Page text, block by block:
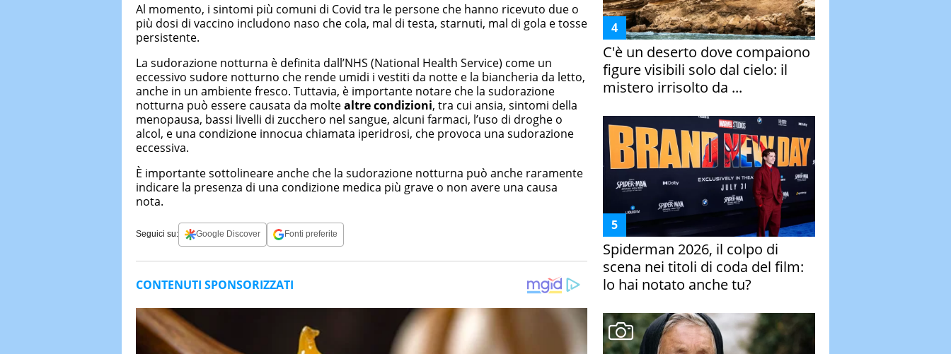
Al momento, i sintomi più comuni di Covid tra le persone che hanno ricevuto due o
più dosi di vaccino includono naso che cola, mal di testa, starnuti, mal di gola e tosse
persistente.
La sudorazione notturna è definita dall’NHS (National Health Service) come un
eccessivo sudore notturno che rende umidi i vestiti da notte e la biancheria da letto,
anche in un ambiente fresco. Tuttavia, è importante notare che la sudorazione
notturna può essere causata da moltealtre condizioni, tra cui ansia, sintomi della
menopausa, bassi livelli di zucchero nel sangue, alcuni farmaci, l’uso di droghe o
alcol, e una condizione innocua chiamata iperidrosi, che provoca una sudorazione
eccessiva.
È importante sottolineare anche che la sudorazione notturna può anche raramente
indicare la presenza di una condizione medica più grave o non avere una causa
nota.
Seguici su: Google Discover Fonti preferite
C'è un deserto dove compaiono
figure visibili solo dal cielo: il
mistero irrisolto da ...
Spiderman 2026, il colpo di
scena nei titoli di coda del film:
lo hai notato anche tu?